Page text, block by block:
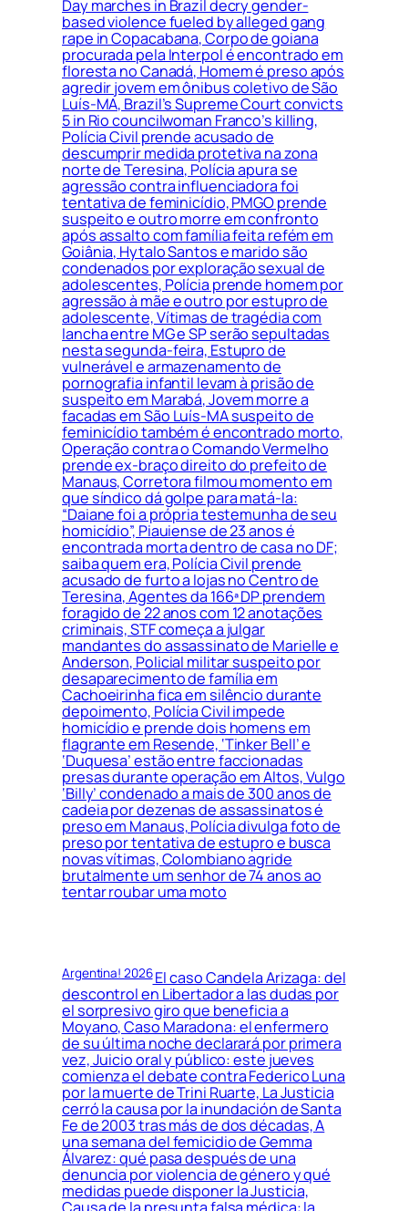
Day marches in Brazil decry gender-
based violence fueled by alleged gang
rape in Copacabana, Corpo de goiana
procurada pela Interpol é encontrado em
floresta no Canadá, Homem é preso após
agredir jovem em ônibus coletivo de São
Luís-MA, Brazil’s Supreme Court convicts
5 in Rio councilwoman Franco’s killing,
Polícia Civil prende acusado de
descumprir medida protetiva na zona
norte de Teresina, Polícia apura se
agressão contra influenciadora foi
tentativa de feminicídio, PMGO prende
suspeito e outro morre em confronto
após assalto com família feita refém em
Goiânia, Hytalo Santos e marido são
condenados por exploração sexual de
adolescentes, Polícia prende homem por
agressão à mãe e outro por estupro de
adolescente, Vítimas de tragédia com
lancha entre MG e SP serão sepultadas
nesta segunda-feira, Estupro de
vulnerável e armazenamento de
pornografia infantil levam à prisão de
suspeito em Marabá, Jovem morre a
facadas em São Luís-MA suspeito de
feminicídio também é encontrado morto,
Operação contra o Comando Vermelho
prende ex-braço direito do prefeito de
Manaus, Corretora filmou momento em
que síndico dá golpe para matá-la:
“Daiane foi a própria testemunha de seu
homicídio”, Piauiense de 23 anos é
encontrada morta dentro de casa no DF;
saiba quem era, Polícia Civil prende
acusado de furto a lojas no Centro de
Teresina, Agentes da 166ª DP prendem
foragido de 22 anos com 12 anotações
criminais, STF começa a julgar
mandantes do assassinato de Marielle e
Anderson, Policial militar suspeito por
desaparecimento de família em
Cachoeirinha fica em silêncio durante
depoimento, Polícia Civil impede
homicídio e prende dois homens em
flagrante em Resende, ‘Tinker Bell’ e
‘Duquesa’ estão entre faccionadas
presas durante operação em Altos, Vulgo
‘Billy’ condenado a mais de 300 anos de
cadeia por dezenas de assassinatos é
preso em Manaus, Polícia divulga foto de
preso por tentativa de estupro e busca
novas vítimas, Colombiano agride
brutalmente um senhor de 74 anos ao
tentar roubar uma moto
Argentina! 2026El caso Candela Arizaga: del
descontrol en Libertador a las dudas por
el sorpresivo giro que beneficia a
Moyano, Caso Maradona: el enfermero
de su última noche declarará por primera
vez, Juicio oral y público: este jueves
comienza el debate contra Federico Luna
por la muerte de Trini Ruarte, La Justicia
cerró la causa por la inundación de Santa
Fe de 2003 tras más de dos décadas, A
una semana del femicidio de Gemma
Álvarez: qué pasa después de una
denuncia por violencia de género y qué
medidas puede disponer la Justicia,